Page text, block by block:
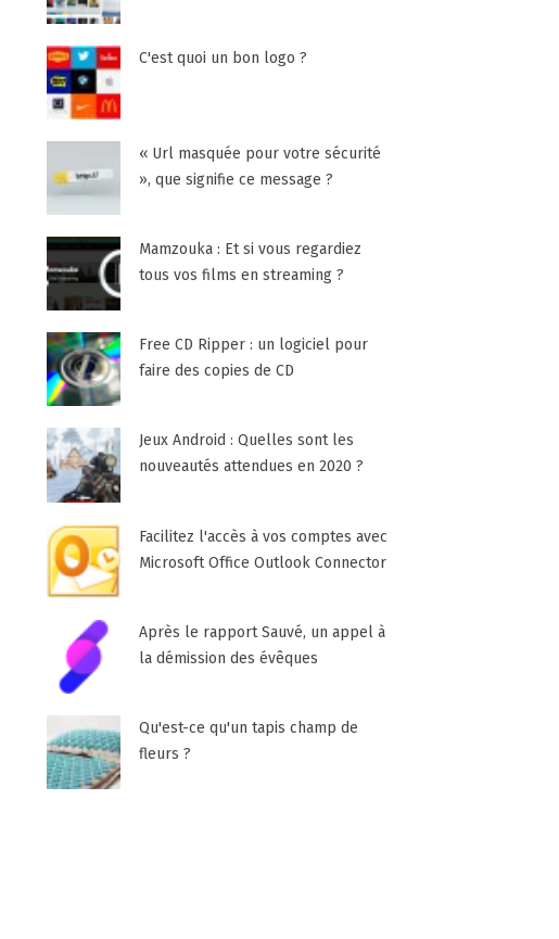
C'est quoi un bon logo ?
« Url masquée pour votre sécurité
», que signifie ce message ?
Mamzouka : Et si vous regardiez
tous vos films en streaming ?
Free CD Ripper : un logiciel pour
faire des copies de CD
Jeux Android : Quelles sont les
nouveautés attendues en 2020 ?
Facilitez l'accès à vos comptes avec
Microsoft Office Outlook Connector
Après le rapport Sauvé, un appel à
la démission des évêques
Qu'est-ce qu'un tapis champ de
fleurs ?